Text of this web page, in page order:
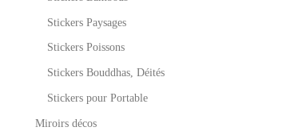
Stickers Paysages
Stickers Poissons
Stickers Bouddhas, Déités
Stickers pour Portable
Miroirs décos